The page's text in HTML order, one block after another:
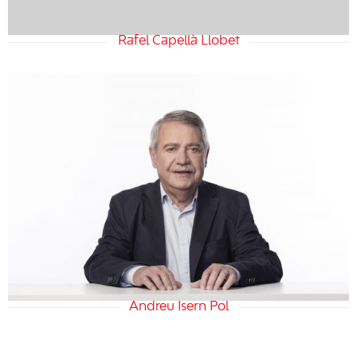
Rafel Capellà Llobet
Andreu Isern Pol